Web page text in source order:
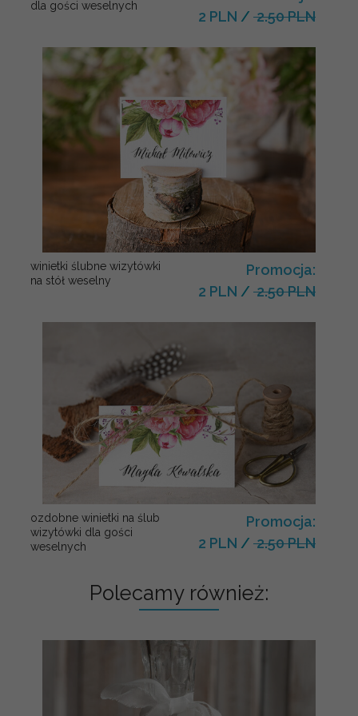
dla gości weselnych
2 PLN / 2.50 PLN
winietki ślubne wizytówki
na stół weselny
Promocja:
2 PLN / 2.50 PLN
ozdobne winietki na ślub
wizytówki dla gości
weselnych
Promocja:
2 PLN / 2.50 PLN
Polecamy również: